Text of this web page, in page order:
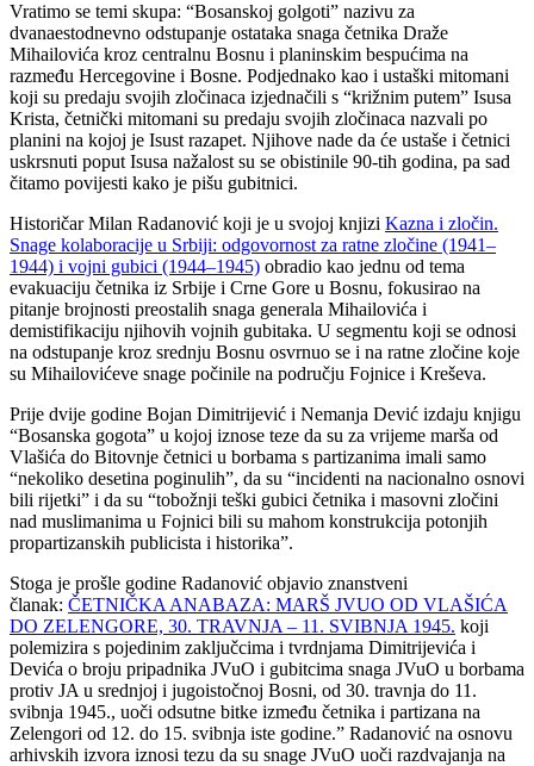
Vratimo se temi skupa: “Bosanskoj golgoti” nazivu za
dvanaestodnevno odstupanje ostataka snaga četnika Draže
Mihailovića kroz centralnu Bosnu i planinskim bespućima na
razmeđu Hercegovine i Bosne. Podjednako kao i ustaški mitomani
koji su predaju svojih zločinaca izjednačili s “križnim putem” Isusa
Krista, četnički mitomani su predaju svojih zločinaca nazvali po
planini na kojoj je Isust razapet. Njihove nade da će ustaše i četnici
uskrsnuti poput Isusa nažalost su se obistinile 90-tih godina, pa sad
čitamo povijesti kako je pišu gubitnici.
Historičar Milan Radanović koji je u svojoj knjizi Kazna i zločin.
Snage kolaboracije u Srbiji: odgovornost za ratne zločine (1941–
1944) i vojni gubici (1944–1945) obradio kao jednu od tema
evakuaciju četnika iz Srbije i Crne Gore u Bosnu, fokusirao na
pitanje brojnosti preostalih snaga generala Mihailovića i
demistifikaciju njihovih vojnih gubitaka. U segmentu koji se odnosi
na odstupanje kroz srednju Bosnu osvrnuo se i na ratne zločine koje
su Mihailovićeve snage počinile na području Fojnice i Kreševa.
Prije dvije godine Bojan Dimitrijević i Nemanja Dević izdaju knjigu
“Bosanska gogota” u kojoj iznose teze da su za vrijeme marša od
Vlašića do Bitovnje četnici u borbama s partizanima imali samo
“nekoliko desetina poginulih”, da su “incidenti na nacionalno osnovi
bili rijetki” i da su “tobožnji teški gubici četnika i masovni zločini
nad muslimanima u Fojnici bili su mahom konstrukcija potonjih
propartizanskih publicista i historika”.
Stoga je prošle godine Radanović objavio znanstveni
članak: ČETNIČKA ANABAZA: MARŠ JVUO OD VLAŠIĆA
DO ZELENGORE, 30. TRAVNJA – 11. SVIBNJA 1945. koji
polemizira s pojedinim zaključcima i tvrdnjama Dimitrijevića i
Devića o broju pripadnika JVuO i gubitcima snaga JVuO u borbama
protiv JA u srednjoj i jugoistočnoj Bosni, od 30. travnja do 11.
svibnja 1945., uoči odsutne bitke između četnika i partizana na
Zelengori od 12. do 15. svibnja iste godine.” Radanović na osnovu
arhivskih izvora iznosi tezu da su snage JVuO uoči razdvajanja na